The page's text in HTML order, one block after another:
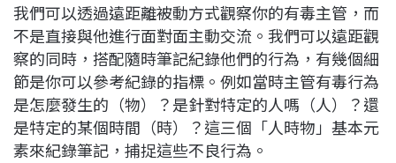
我們可以透過遠距離被動方式觀察你的有毒主管，而
不是直接與他進行面對面主動交流。我們可以遠距觀
察的同時，搭配隨時筆記紀錄他們的行為，有幾個細
節是你可以參考紀錄的指標。例如當時主管有毒行為
是怎麼發生的（物）？是針對特定的人嗎（人）？還
是特定的某個時間（時）？這三個「人時物」基本元
素來紀錄筆記，捕捉這些不良行為。